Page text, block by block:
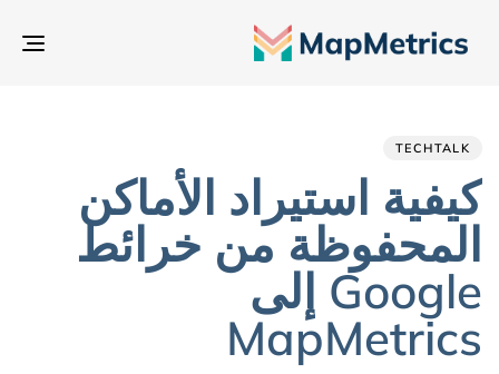
TECHTALK
كيفية استيراد الأماكن
المحفوظة من خرائط
Google إلى
MapMetrics